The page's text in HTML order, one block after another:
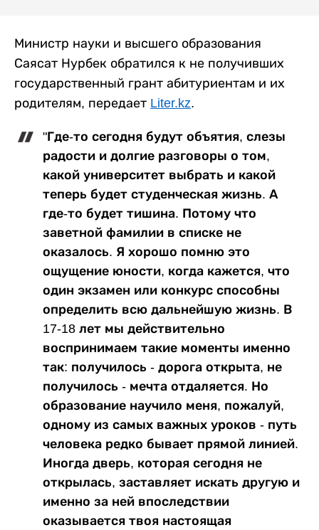
Министр науки и высшего образования
Саясат Нурбек обратился к не получивших
государственный грант абитуриентам и их
родителям, передает Liter.kz.
"Где-то сегодня будут объятия, слезы
радости и долгие разговоры о том,
какой университет выбрать и какой
теперь будет студенческая жизнь. А
где-то будет тишина. Потому что
заветной фамилии в списке не
оказалось. Я хорошо помню это
ощущение юности, когда кажется, что
один экзамен или конкурс способны
определить всю дальнейшую жизнь. В
17-18 лет мы действительно
воспринимаем такие моменты именно
так: получилось - дорога открыта, не
получилось - мечта отдаляется. Но
образование научило меня, пожалуй,
одному из самых важных уроков - путь
человека редко бывает прямой линией.
Иногда дверь, которая сегодня не
открылась, заставляет искать другую и
именно за ней впоследствии
оказывается твоя настоящая